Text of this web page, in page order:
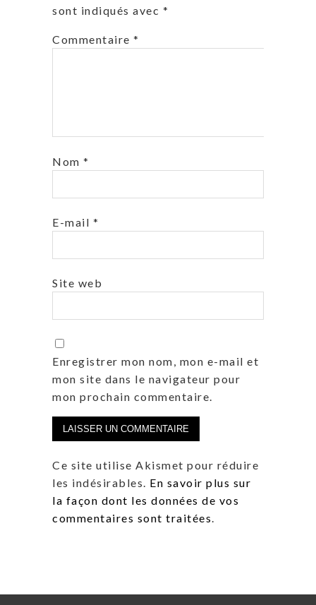
sont indiqués avec *
Commentaire *
Nom *
E-mail *
Site web
Enregistrer mon nom, mon e-mail et
mon site dans le navigateur pour
mon prochain commentaire.
Ce site utilise Akismet pour réduire
les indésirables. En savoir plus sur
la façon dont les données de vos
commentaires sont traitées.